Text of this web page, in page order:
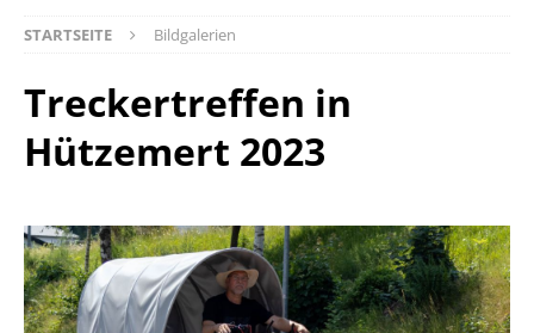
STARTSEITE Bildgalerien
Treckertreffen in
Hützemert 2023